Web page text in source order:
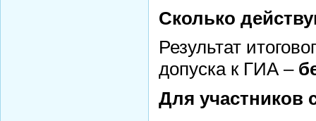
Сколько
Результат
допуска к ГИА –
Для участников